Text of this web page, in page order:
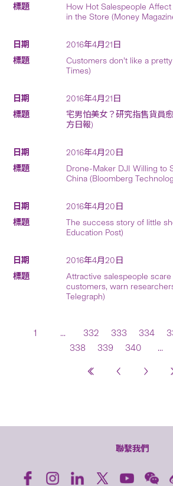
How Hot Salespeople
in the Store (Money
2016年4月21日
Customers don’t like a
Times)
2016年4月21日
宅男怕美女？研究指售貨員
方日報)
2016年4月20日
Drone-Maker DJI Willing to
China (Bloomberg
2016年4月20日
The success story of little
Education Post)
2016年4月20日
Attractive salespeople scare
customers, warn
Telegraph)
1 ... 332 333 334
338
339 340 ...
聯繫我們